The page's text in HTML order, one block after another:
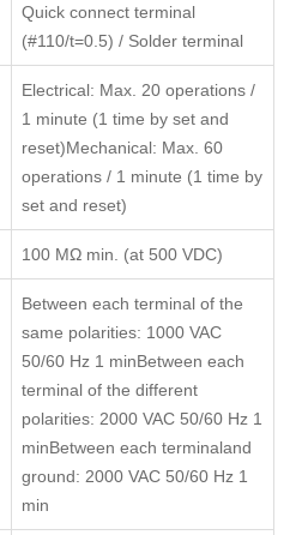
Quick connect terminal
(#110/t=0.5) / Solder terminal
Electrical: Max. 20 operations /
1 minute (1 time by set and
reset)Mechanical: Max. 60
operations / 1 minute (1 time by
set and reset)
100 MΩ min. (at 500 VDC)
Between each terminal of the
same polarities: 1000 VAC
50/60 Hz 1 minBetween each
terminal of the different
polarities: 2000 VAC 50/60 Hz 1
minBetween each terminaland
ground: 2000 VAC 50/60 Hz 1
min